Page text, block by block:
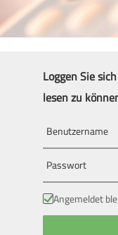
Loggen Sie
lesen zu
Angemeldet